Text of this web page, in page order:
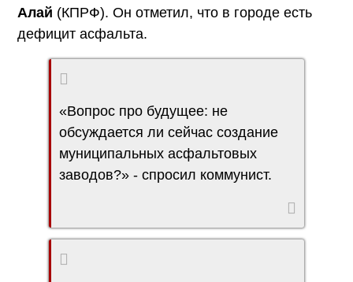
Алай (КПРФ). Он отметил, что в городе есть
дефицит асфальта.
«Вопрос про будущее: не
обсуждается ли сейчас создание
муниципальных асфальтовых
заводов?» - спросил коммунист.